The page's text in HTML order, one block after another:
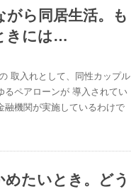
がら同居生活。も
きには…
取入れとして、同性カップル
るペアローンが 導入されてい
融機関が実施しているわけで
めたいとき。どう